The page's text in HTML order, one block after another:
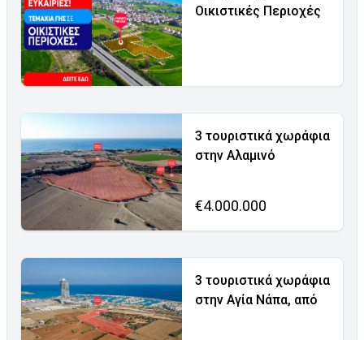
Οικιστικές Περιοχές
3 τουριστικά χωράφια
στην Αλαμινό
€4.000.000
3 τουριστικά χωράφια
στην Αγία Νάπα, από